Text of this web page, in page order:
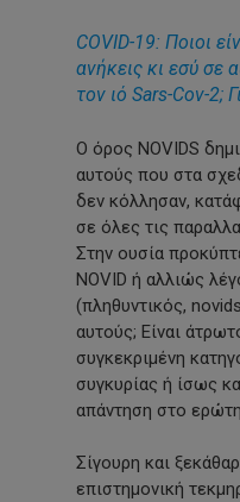
COVID-19: Ποιοι
ανήκεις κι εσύ σε
τον ιό Sars-Cov-2;
Ο όρος NOVIDS
αυτούς που στα
δεν κόλλησαν,
σε όλες τις
Στην ουσία
NOVID ή αλλιώς
(πληθυντικός,
αυτούς; Είναι
συγκεκριμένη
συγκυρίας ή ίσως
απάντηση στο
Σίγουρη και
επιστημονική